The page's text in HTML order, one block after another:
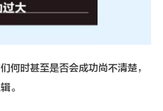
何时甚至是否会成功尚不清楚，
。